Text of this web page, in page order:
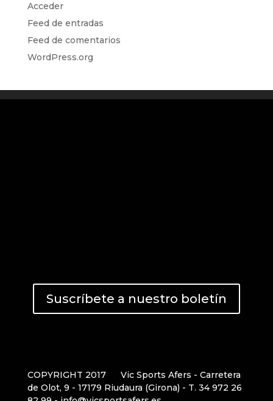
Acceder
Feed de entradas
Feed de comentarios
WordPress.org
Suscríbete a nuestro boletín
COPYRIGHT 2017
Vic Sports Afers - Carretera
de Olot, 9 - 17179 Riudaura (Girona) - T. 34 972 26